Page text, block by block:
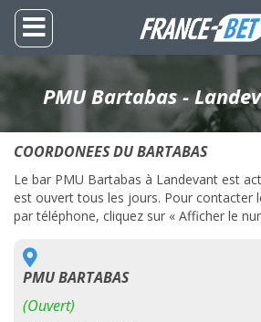
PMU Bartabas -
COORDONEES DU BARTABAS
Le bar PMU Bartabas à Landevant est
est ouvert tous les jours. Pour contacter
par téléphone, cliquez sur « Afficher le
PMU BARTABAS
(Ouvert)